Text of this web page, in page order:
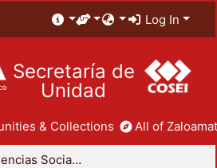
Log In
Secretaría de
Unidad
& Collections All of
División de Ciencias Sociales y Humanidades